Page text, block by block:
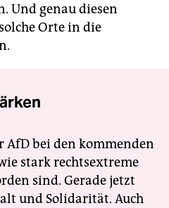
Und genau diesen
Orte in die
AfD bei den kommenden
stark rechtsextreme
sind. Gerade jetzt
und Solidarität. Auch